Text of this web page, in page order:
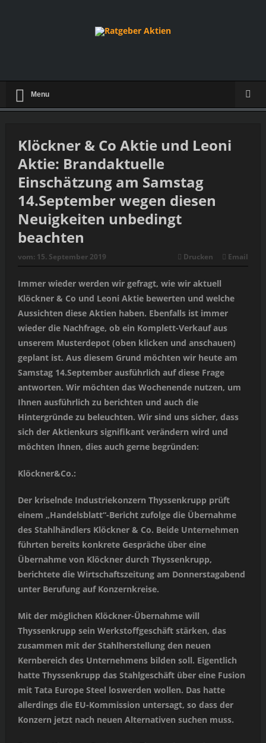
Menu
Klöckner & Co Aktie und Leoni
Aktie: Brandaktuelle
Einschätzung am Samstag
14.September wegen diesen
Neuigkeiten unbedingt
beachten
vom: 15. September 2019 Drucken Email
Immer wieder werden wir gefragt, wie wir aktuell
Klöckner & Co und Leoni Aktie bewerten und welche
Aussichten diese Aktien haben. Ebenfalls ist immer
wieder die Nachfrage, ob ein Komplett-Verkauf aus
unserem Musterdepot (oben klicken und anschauen)
geplant ist. Aus diesem Grund möchten wir heute am
Samstag 14.September ausführlich auf diese Frage
antworten. Wir möchten das Wochenende nutzen, um
Ihnen ausführlich zu berichten und auch die
Hintergründe zu beleuchten. Wir sind uns sicher, dass
sich der Aktienkurs signifikant verändern wird und
möchten Ihnen, dies auch gerne begründen:
Klöckner&Co.:
Der kriselnde Industriekonzern Thyssenkrupp prüft
einem „Handelsblatt“-Bericht zufolge die Übernahme
des Stahlhändlers Klöckner & Co. Beide Unternehmen
führten bereits konkrete Gespräche über eine
Übernahme von Klöckner durch Thyssenkrupp,
berichtete die Wirtschaftszeitung am Donnerstagabend
unter Berufung auf Konzernkreise.
Mit der möglichen Klöckner-Übernahme will
Thyssenkrupp sein Werkstoffgeschäft stärken, das
zusammen mit der Stahlherstellung den neuen
Kernbereich des Unternehmens bilden soll. Eigentlich
hatte Thyssenkrupp das Stahlgeschäft über eine Fusion
mit Tata Europe Steel loswerden wollen. Das hatte
allerdings die EU-Kommission untersagt, so dass der
Konzern jetzt nach neuen Alternativen suchen muss.